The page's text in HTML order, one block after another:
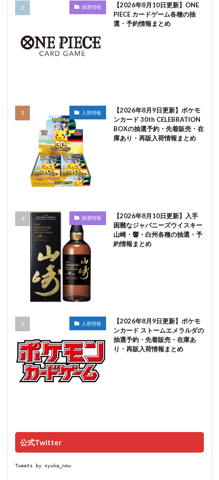
抽選情報
【2026年8月10日更新】ONE
PIECE カードゲーム各種の抽
選・予約情報まとめ
入荷情報
【2026年8月9日更新】ポケモ
ンカード 30th CELEBRATION
BOXの抽選予約・先着販売・在
庫あり・再販入荷情報まとめ
抽選情報
【2026年8月10日更新】入手
困難なジャパニーズウイスキー
山崎・響・白州各種の抽選・予
約情報まとめ
入荷情報
【2026年8月9日更新】ポケモ
ンカード ストームエメラルダの
抽選予約・先着販売・在庫あ
り・再販入荷情報まとめ
公式Twitter
Tweets by nyuka_now